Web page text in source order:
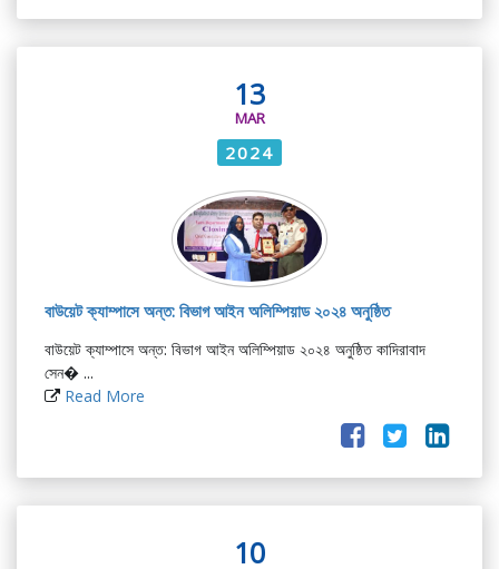
13
MAR
2024
বাউয়েট ক্যাম্পাসে অন্ত: বিভাগ আইন অলিম্পিয়াড ২০২৪ অনুষ্ঠিত
বাউয়েট ক্যাম্পাসে অন্ত: বিভাগ আইন অলিম্পিয়াড ২০২৪ অনুষ্ঠিত কাদিরাবাদ
সেন� ...
Read More
10